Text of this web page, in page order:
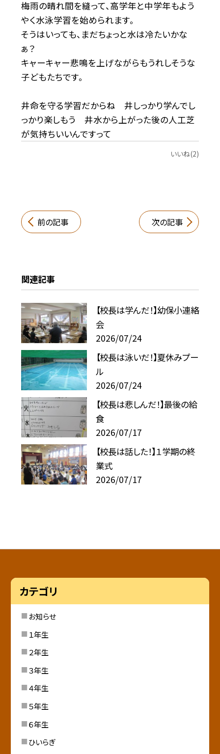
梅雨の晴れ間を縫って、高学年と中学年もよう
やく水泳学習を始められます。
そうはいっても、まだちょっと水は冷たいかな
ぁ？
キャーキャー悲鳴を上げながらもうれしそうな
子どもたちです。
井命を守る学習だからね 井しっかり学んでし
っかり楽しもう 井水から上がった後の人工芝
が気持ちいいんですって
いいね(2)
前の記事 次の記事
関連記事
【校長は学んだ！】幼保小連絡
会
2026/07/24
【校長は泳いだ！】夏休みプー
ル
2026/07/24
【校長は悲しんだ！】最後の給
食
2026/07/17
【校長は話した！】１学期の終
業式
2026/07/17
カテゴリ
お知らせ
１年生
２年生
３年生
４年生
５年生
６年生
ひいらぎ